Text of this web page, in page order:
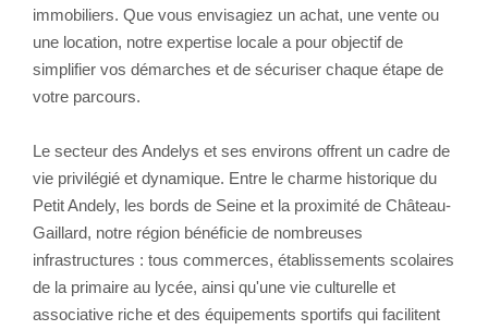
immobiliers. Que vous envisagiez un achat, une vente ou
une location, notre expertise locale a pour objectif de
simplifier vos démarches et de sécuriser chaque étape de
votre parcours.
Le secteur des Andelys et ses environs offrent un cadre de
vie privilégié et dynamique. Entre le charme historique du
Petit Andely, les bords de Seine et la proximité de Château-
Gaillard, notre région bénéficie de nombreuses
infrastructures : tous commerces, établissements scolaires
de la primaire au lycée, ainsi qu'une vie culturelle et
associative riche et des équipements sportifs qui facilitent